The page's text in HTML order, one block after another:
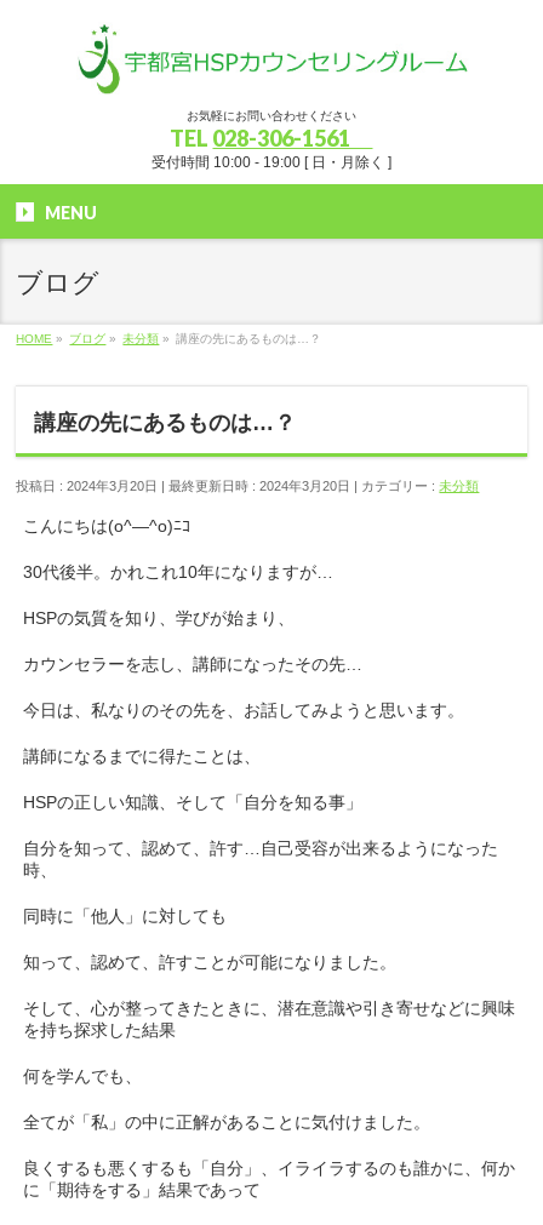
お気軽にお問い合わせください
TEL 028-306-1561
受付時間 10:00 - 19:00 [ 日・月除く ]
MENU
ブログ
HOME » ブログ » 未分類 » 講座の先にあるものは…？
講座の先にあるものは…？
投稿日 : 2024年3月20日 最終更新日時 : 2024年3月20日 カテゴリー :未分類
こんにちは(o^―^o)ﾆｺ
30代後半。かれこれ10年になりますが…
HSPの気質を知り、学びが始まり、
カウンセラーを志し、講師になったその先…
今日は、私なりのその先を、お話してみようと思います。
講師になるまでに得たことは、
HSPの正しい知識、そして「自分を知る事」
自分を知って、認めて、許す…自己受容が出来るようになった
時、
同時に「他人」に対しても
知って、認めて、許すことが可能になりました。
そして、心が整ってきたときに、潜在意識や引き寄せなどに興味
を持ち探求した結果
何を学んでも、
全てが「私」の中に正解があることに気付けました。
良くするも悪くするも「自分」、イライラするのも誰かに、何か
に「期待をする」結果であって